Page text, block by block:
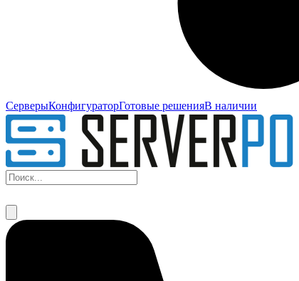
СерверыКонфигураторГотовые решенияВ наличии